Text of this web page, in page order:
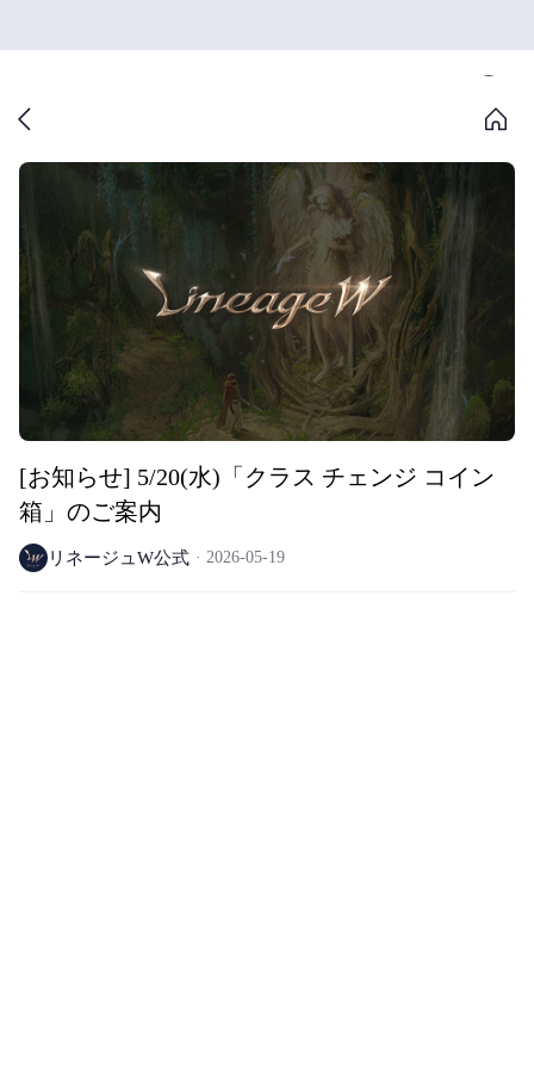
[お知らせ] 5/20(水)「クラス チェンジ コイン
箱」のご案内
リネージュW公式 2026-05-19